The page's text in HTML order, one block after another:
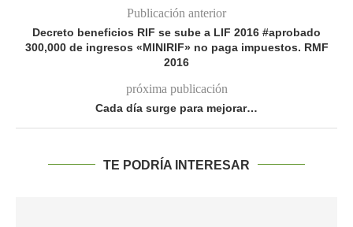
Publicación anterior
Decreto beneficios RIF se sube a LIF 2016 #aprobado
300,000 de ingresos «MINIRIF» no paga impuestos. RMF
2016
próxima publicación
Cada día surge para mejorar…
TE PODRÍA INTERESAR